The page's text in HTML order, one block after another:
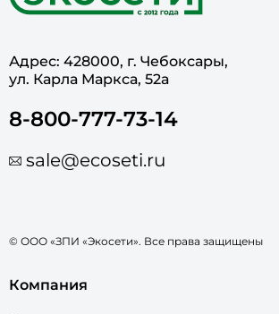
Адрес: 428000, г. Чебоксары,
ул. Карла Маркса, 52а
8-800-777-73-14
sale@ecoseti.ru
© ООО «ЗПИ «Экосети». Все права защищены
Компания